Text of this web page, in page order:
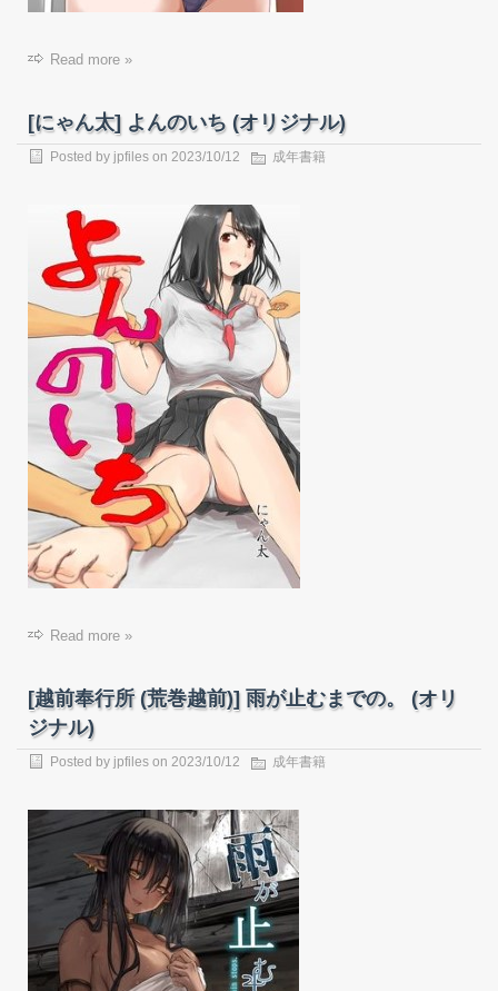
Read more »
[にゃん太] よんのいち (オリジナル)
Posted by jpfiles on 2023/10/12 成年書籍
Read more »
[越前奉行所 (荒巻越前)] 雨が止むまでの。 (オリ
ジナル)
Posted by jpfiles on 2023/10/12 成年書籍